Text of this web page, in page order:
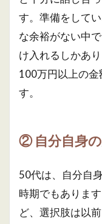
す。準備をして
な余裕がない中
け入れるしかあ
100万円以上の金
す。
② 自分自身
50代は、自分自
時期でもありま
ど、選択肢は以